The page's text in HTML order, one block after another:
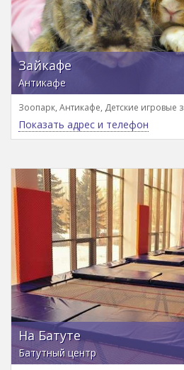
Зайкафе
Антикафе
Зоопарк, Антикафе, Детские игровые
Показать адрес и телефон
На Батуте
Батутный центр